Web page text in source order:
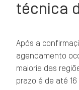
técnica
Após a
agendamento
maioria das
prazo é de até 16